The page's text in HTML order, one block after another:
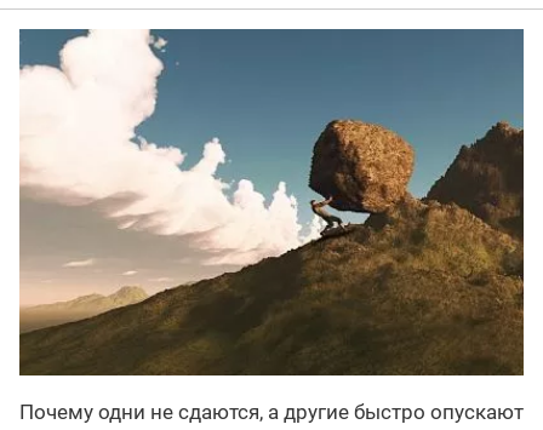
Почему одни не сдаются, а другие быстро опускают